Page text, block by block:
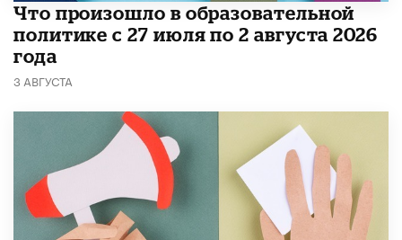
​Что произошло в образовательной
политике с 27 июля по 2 августа 2026
года
3 АВГУСТА